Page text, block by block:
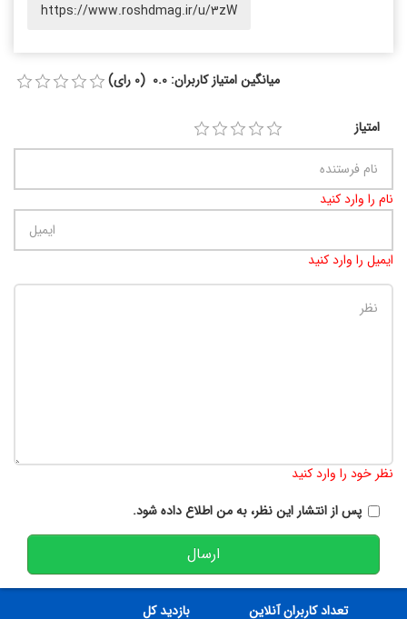
https://www.roshdmag.ir/u/3zW
میانگین امتیاز کاربران: 0.0 (0 رای)
امتیاز
نام را وارد کنید
ایمیل را وارد کنید
نظر خود را وارد کنید
پس از انتشار این نظر، به من اطلاع داده شود.
ارسال
تعداد کاربران آنلاین بازدید کل